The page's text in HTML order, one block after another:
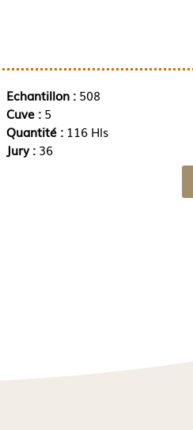
Echantillon :508
Cuve : 5
Quantité : 116 Hls
Jury : 36